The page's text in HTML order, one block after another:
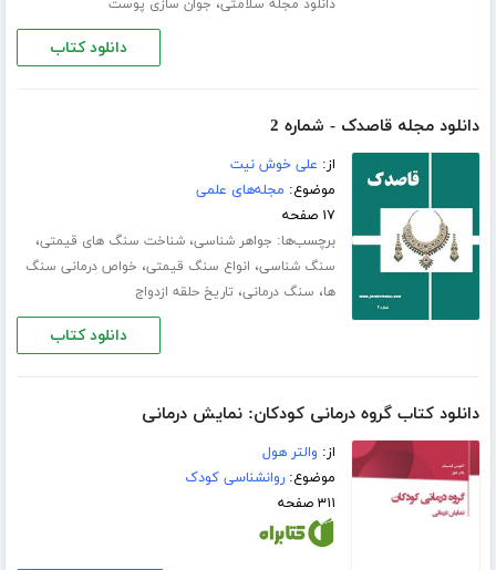
دانلود مجله سلامتی، جوان سازی پوست
دانلود کتاب
دانلود مجله قاصدک - شماره 2
از: علی خوش نیت
موضوع: مجله‌های علمی
۱۷ صفحه
برچسب‌ها: جواهر شناسی،شناخت سنگ های قیمتی،
سنگ شناسی، انواع سنگ قیمتی، خواص درمانی سنگ
ها، سنگ درمانی، تاریخ حلقه ازدواج
دانلود کتاب
دانلود کتاب گروه درمانی کودکان: نمایش درمانی
از: والتر هول
موضوع:روانشناسی کودک
۳۱۱ صفحه